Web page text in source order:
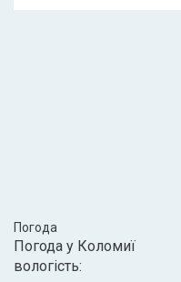
Погода
Погода у Коломиї
вологість: